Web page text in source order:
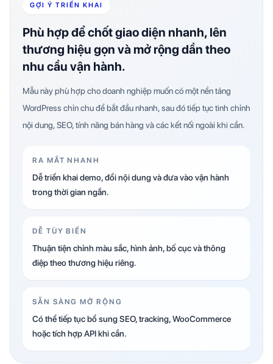
GỢI Ý TRIỂN KHAI
Phù hợp để chốt giao diện nhanh, lên
thương hiệu gọn và mở rộng dần theo
nhu cầu vận hành.
Mẫu này phù hợp cho doanh nghiệp muốn có một nền tảng
WordPress chỉn chu để bắt đầu nhanh, sau đó tiếp tục tinh chỉnh
nội dung, SEO, tính năng bán hàng và các kết nối ngoài khi cần.
RA MẮT NHANH
Dễ triển khai demo, đổi nội dung và đưa vào vận hành
trong thời gian ngắn.
DỄ TÙY BIẾN
Thuận tiện chỉnh màu sắc, hình ảnh, bố cục và thông
điệp theo thương hiệu riêng.
SẴN SÀNG MỞ RỘNG
Có thể tiếp tục bổ sung SEO, tracking, WooCommerce
hoặc tích hợp API khi cần.